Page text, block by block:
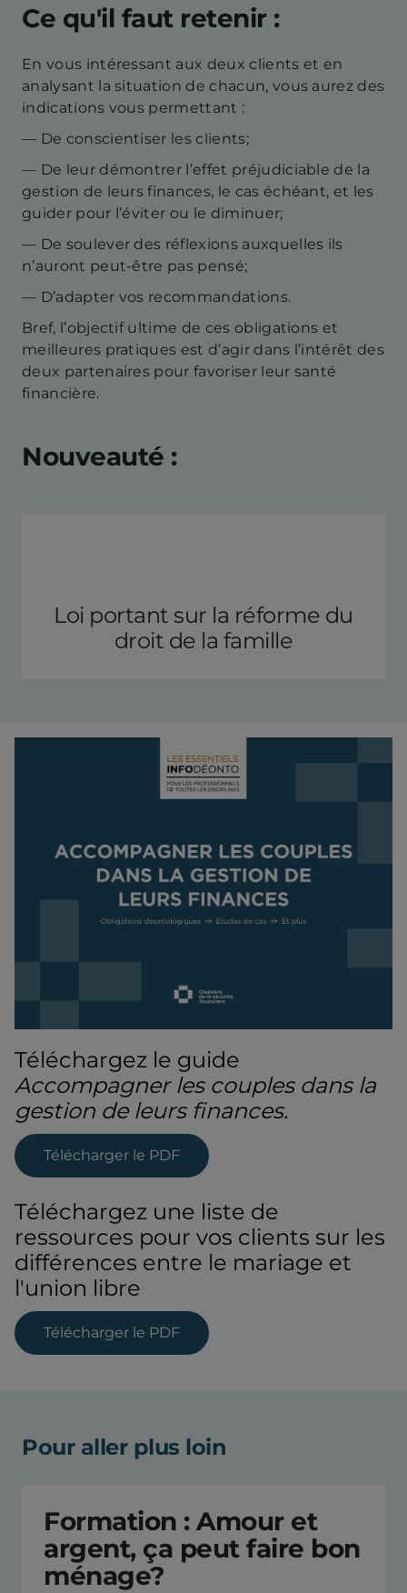
Ce qu'il faut retenir :
En vous intéressant aux deux clients et en
analysant la situation de chacun, vous aurez des
indications vous permettant :
— De conscientiser les clients;
— De leur démontrer l’effet préjudiciable de la
gestion de leurs finances, le cas échéant, et les
guider pour l’éviter ou le diminuer;
— De soulever des réflexions auxquelles ils
n’auront peut-être pas pensé;
— D’adapter vos recommandations.
Bref, l’objectif ultime de ces obligations et
meilleures pratiques est d’agir dans l’intérêt des
deux partenaires pour favoriser leur santé
financière.
Nouveauté :
Loi portant sur la réforme du
droit de la famille
Téléchargez le guide
Accompagner les couples dans la
gestion de leurs finances.
Télécharger le PDF
Téléchargez une liste de
ressources pour vos clients sur les
différences entre le mariage et
l'union libre
Télécharger le PDF
Pour aller plus loin
Formation : Amour et
argent, ça peut faire bon
ménage?